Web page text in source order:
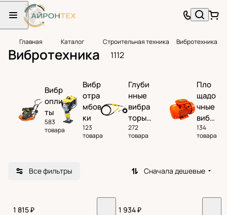
Главная Каталог Строительная техника Вибротехника
Вибротехника 1112
Вибр
опли
ты
583
товара
Вибр
отра
мбов
ки
123
товара
Глуби
нные
вибра
торы
для
бетон
272
товара
Пло
щадо
чные
вибр
атор
ы
134
товара
Все фильтры Сначала дешевые
1 815 ₽
1 934 ₽